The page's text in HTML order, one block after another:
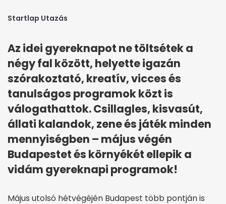
Startlap Utazás
Az idei gyereknapot ne töltsétek a
négy fal között, helyette igazán
szórakoztató, kreatív, vicces és
tanulságos programok közt is
válogathattok. Csillagles, kisvasút,
állati kalandok, zene és játék minden
mennyiségben – május végén
Budapestet és környékét ellepik a
vidám gyereknapi programok!
Május utolsó hétvégéjén Budapest több pontján is